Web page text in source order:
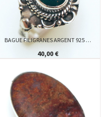
BAGUE FILIGRANES ARGENT 925 …
40,00 €